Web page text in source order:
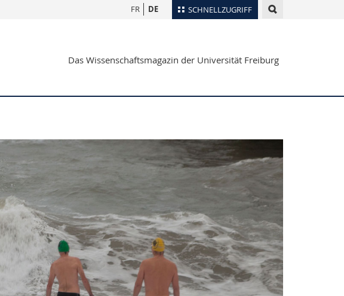
SCHNELLZUGRIFF
Studieninteressierte
Forschende
Ortsplan
Webmail
FR DE
Das Wissenschaftsmagazin der Universität Freiburg